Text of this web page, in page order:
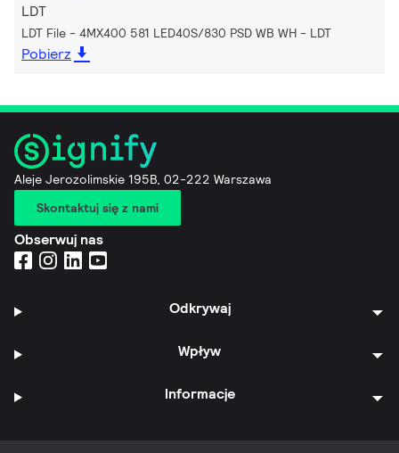
LDT
LDT File - 4MX400 581 LED40S/830 PSD WB WH LDT
Pobierz
Aleje Jerozolimskie 195B, 02-222 Warszawa
Skontaktuj się z nami
Obserwuj nas
Odkrywaj
Wpływ
Informacje